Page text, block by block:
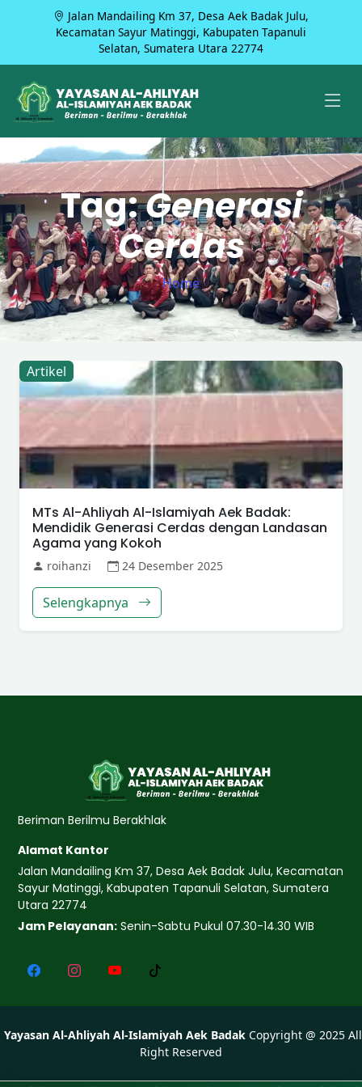
Jalan Mandailing Km 37, Desa Aek Badak Julu,
Kecamatan Sayur Matinggi, Kabupaten Tapanuli
Selatan, Sumatera Utara 22774
Tag:Generasi
Cerdas
Home
Artikel
MTs Al-Ahliyah Al-Islamiyah Aek Badak:
Mendidik Generasi Cerdas dengan Landasan
Agama yang Kokoh
roihanzi 24 Desember 2025
Selengkapnya
Beriman Berilmu Berakhlak
Alamat Kantor
Jalan Mandailing Km 37, Desa Aek Badak Julu, Kecamatan
Sayur Matinggi, Kabupaten Tapanuli Selatan, Sumatera
Utara 22774
Jam Pelayanan: Senin-Sabtu Pukul 07.30-14.30 WIB
Yayasan Al-Ahliyah Al-Islamiyah Aek Badak Copyright @ 2025 All
Right Reserved